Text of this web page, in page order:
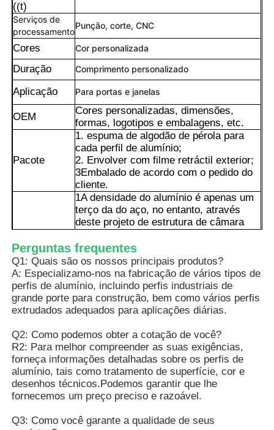
Lar
Produtos
Sobre Nós
Visita à Fábrica
Controle de qualidade
Contate-nos
Notícias
((t)
Serviços de
processamento
Punção, corte, CNC
Cores Cor personalizada
Duração Comprimento personalizado
Aplicação Para portas e janelas
OEM
Cores personalizadas, dimensões,
formas, logotipos e embalagens, etc.
Pacote
1. espuma de algodão de pérola para
cada perfil de alumínio;
2. Envolver com filme retráctil exterior;
3Embalado de acordo com o pedido do
cliente.
Vantagens
1A densidade do alumínio é apenas um
terço da do aço, no entanto, através
deste projeto de estrutura de câmara
alcançar excelente resistência à flexão
e torção,Tem uma elevada capacidade
de carga, e é adequado para utilização
como estrutura de suporte ou
componente de carga.
2O projecto das cavidades superior e
inferior, juntamente com as costelas de
reforço intermediárias, pode distribuir
eficazmente a tensão, reduzir a
deformação,e evitar que a estrutura se
dobre ou deforme mesmo após uso
prolongado.
3O processo de moldagem por extrusão
pode atingir esta complexa secção
transversal irregular, satisfazendo com
Perguntas frequentes
Q1: Quais são os nossos principais produtos?
A: Especializamo-nos na fabricação de vários tipos de
perfis de alumínio, incluindo perfis industriais de
grande porte para construção, bem como vários perfis
extrudados adequados para aplicações diárias.
Q2: Como podemos obter a cotação de você?
R2: Para melhor compreender as suas exigências,
forneça informações detalhadas sobre os perfis de
alumínio, tais como tratamento de superfície, cor e
desenhos técnicos.Podemos garantir que lhe
fornecemos um preço preciso e razoável.
Q3: Como você garante a qualidade de seus